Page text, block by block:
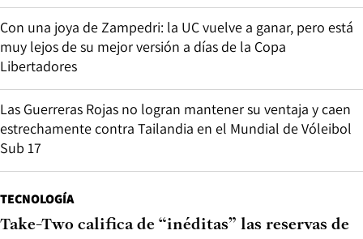
Con una joya de Zampedri: la UC vuelve a ganar, pero está
muy lejos de su mejor versión a días de la Copa
Libertadores
Las Guerreras Rojas no logran mantener su ventaja y caen
estrechamente contra Tailandia en el Mundial de Vóleibol
Sub 17
TECNOLOGÍA
Take-Two califica de “inéditas” las reservas de